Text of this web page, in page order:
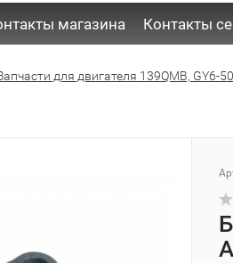
магазина Контакты
для двигателя 139QMB, GY6-50